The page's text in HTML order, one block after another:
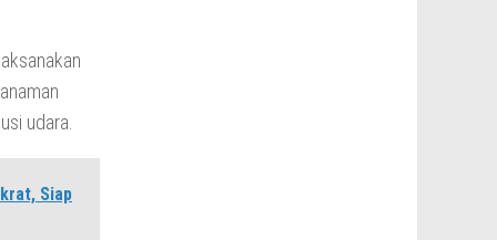
udara.
Siap